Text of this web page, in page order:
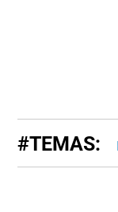
#TEMAS: